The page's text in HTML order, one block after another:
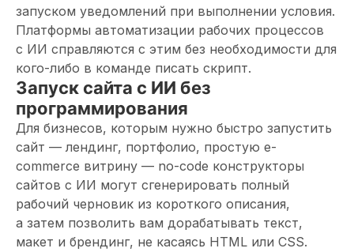
запуском уведомлений при выполнении условия.
Платформы автоматизации рабочих процессов
с ИИ справляются с этим без необходимости для
кого-либо в команде писать скрипт.
Запуск сайта с ИИ без
программирования
Для бизнесов, которым нужно быстро запустить
сайт — лендинг, портфолио, простую e-
commerce витрину — no-code конструкторы
сайтов с ИИ могут сгенерировать полный
рабочий черновик из короткого описания,
а затем позволить вам дорабатывать текст,
макет и брендинг, не касаясь HTML или CSS.